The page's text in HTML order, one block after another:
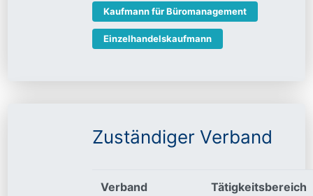
Kaufmann für Büromanagement
Einzelhandelskaufmann
Zuständiger Verband
Verband Tätigkeitsbereich